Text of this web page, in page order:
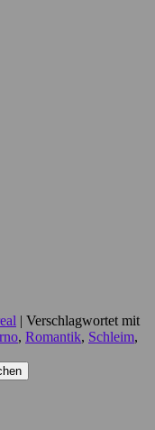
| Verschlagwortet mit
, Romantik, Schleim,